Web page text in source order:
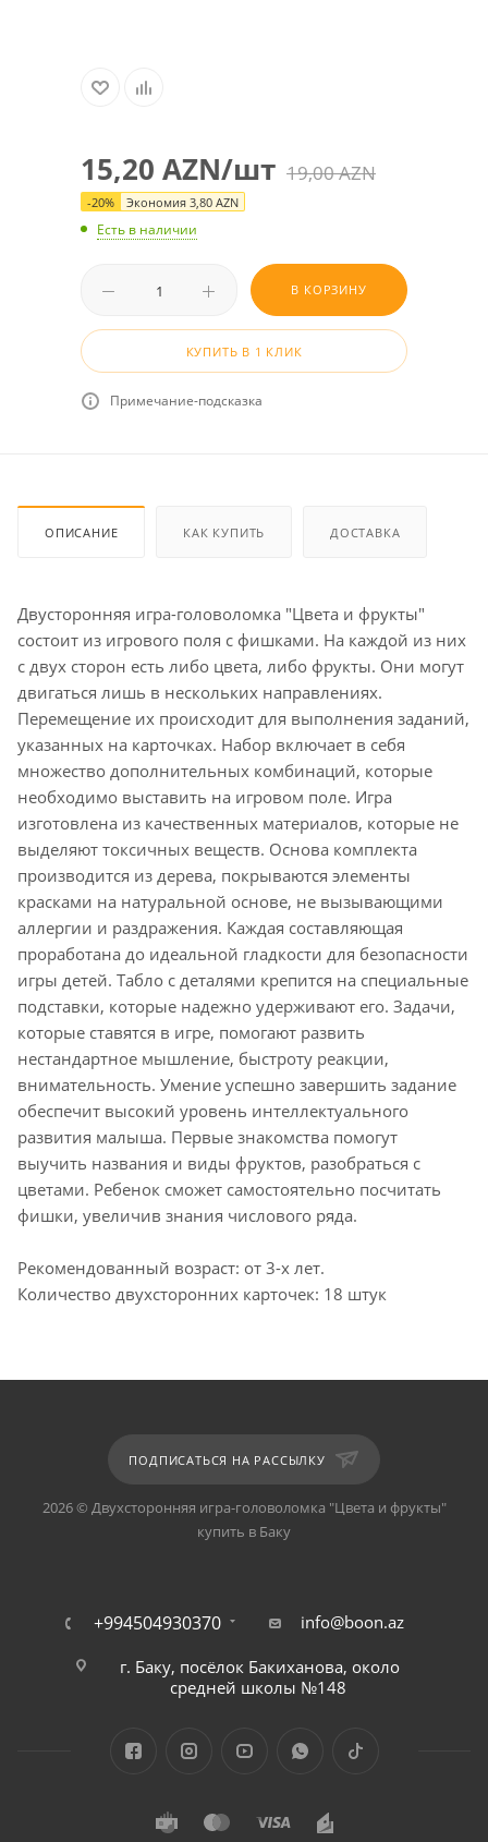
15,20 AZN/шт 19,00AZN
-20% Экономия 3,80 AZN
Есть в наличии
В КОРЗИНУ
КУПИТЬ В 1 КЛИК
Примечание-подсказка
ОПИСАНИЕ КАК КУПИТЬ ДОСТАВКА
Двусторонняя игра-головоломка "Цвета и фрукты"
состоит из игрового поля с фишками. На каждой из них
с двух сторон есть либо цвета, либо фрукты. Они могут
двигаться лишь в нескольких направлениях.
Перемещение их происходит для выполнения заданий,
указанных на карточках. Набор включает в себя
множество дополнительных комбинаций, которые
необходимо выставить на игровом поле. Игра
изготовлена из качественных материалов, которые не
выделяют токсичных веществ. Основа комплекта
производится из дерева, покрываются элементы
красками на натуральной основе, не вызывающими
аллергии и раздражения. Каждая составляющая
проработана до идеальной гладкости для безопасности
игры детей. Табло с деталями крепится на специальные
подставки, которые надежно удерживают его. Задачи,
которые ставятся в игре, помогают развить
нестандартное мышление, быстроту реакции,
внимательность. Умение успешно завершить задание
обеспечит высокий уровень интеллектуального
развития малыша. Первые знакомства помогут
выучить названия и виды фруктов, разобраться с
цветами. Ребенок сможет самостоятельно посчитать
фишки, увеличив знания числового ряда.
Рекомендованный возраст: от 3-х лет.
Количество двухсторонних карточек: 18 штук
ПОДПИСАТЬСЯ НА РАССЫЛКУ
2026 © Двухсторонняя игра-головоломка "Цвета и фрукты"
купить в Баку
+994504930370 info@boon.az
г. Баку, посёлок Бакиханова, около
средней школы №148